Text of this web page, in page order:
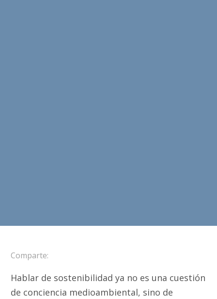
Comparte:
Hablar de sostenibilidad ya no es una cuestión
de conciencia medioambiental, sino de